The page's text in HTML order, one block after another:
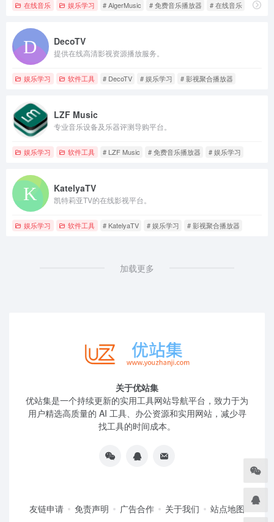
在线音乐 娱乐学习 # AlgerMusic # 免费音乐播放器 # 在线音乐
DecoTV
提供在线高清影视资源播放服务。
娱乐学习 软件工具 # DecoTV # 娱乐学习 # 影视聚合播放器
LZF Music
专业音乐设备及乐器评测导购平台。
娱乐学习 软件工具 # LZF Music # 免费音乐播放器 # 娱乐学习
KatelyaTV
凯特莉亚TV的在线影视平台。
娱乐学习 软件工具 # KatelyaTV # 娱乐学习 # 影视聚合播放器
加载更多
关于优站集
优站集是一个持续更新的实用工具网站导航平台，致力于为
用户精选高质量的 AI 工具、办公资源和实用网站，减少寻
找工具的时间成本。
友链申请 免责声明 广告合作 关于我们 站点地图